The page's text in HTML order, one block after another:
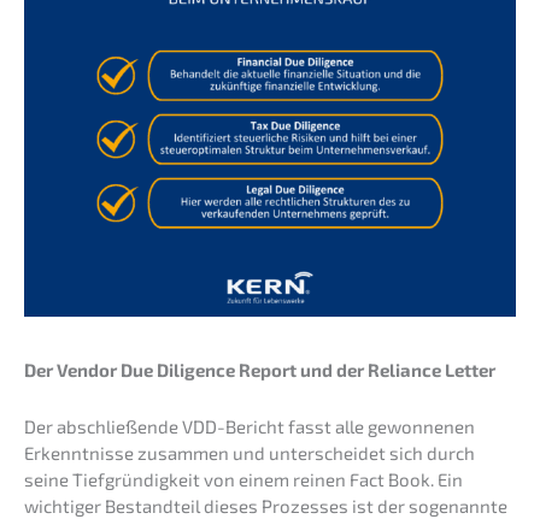
Der Vendor Due Diligence Report und der Reliance Letter
Der abschlie­ßen­de VDD-Bericht fasst alle gewon­ne­nen
Erkennt­nis­se zusam­men und unter­schei­det sich durch
seine Tiefgrün­dig­keit von einem reinen Fact Book. Ein
wichti­ger Bestand­teil dieses Prozes­ses ist der sogenann­te